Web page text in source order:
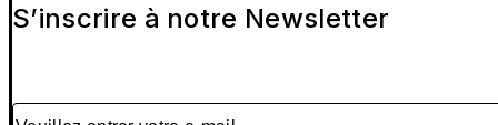
S’inscrire à notre Newsletter
Veuillez entrer votre e-mail